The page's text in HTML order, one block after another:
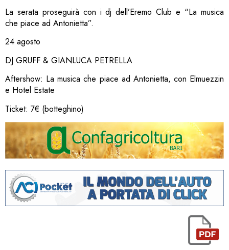
La serata proseguirà con i dj dell’Eremo Club e “La musica
che piace ad Antonietta”.
24 agosto
DJ GRUFF & GIANLUCA PETRELLA
Aftershow: La musica che piace ad Antonietta, con Elmuezzin
e Hotel Estate
Ticket: 7€ (botteghino)